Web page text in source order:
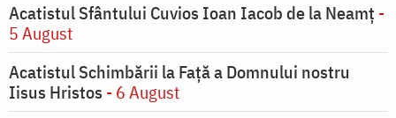
Acatistul Sfântului Cuvios Ioan Iacob de la Neamț -
5 August
Acatistul Schimbării la Faţă a Domnului nostru
Iisus Hristos - 6 August